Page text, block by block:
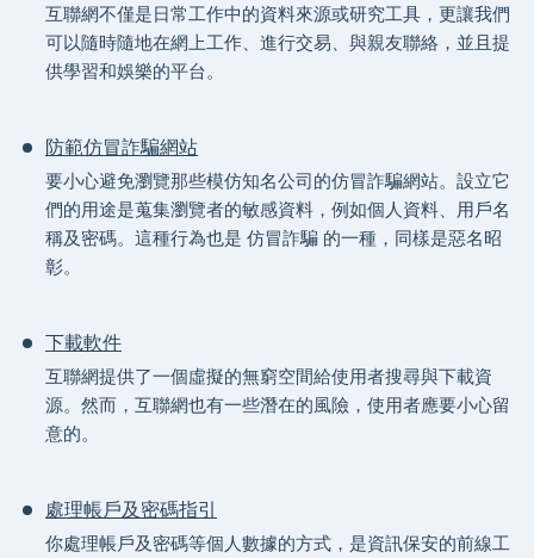
互聯網不僅是日常工作中的資料來源或研究工具，更讓我們
可以隨時隨地在網上工作、進行交易、與親友聯絡，並且提
供學習和娛樂的平台。
防範仿冒詐騙網站
要小心避免瀏覽那些模仿知名公司的仿冒詐騙網站。設立它
們的用途是蒐集瀏覽者的敏感資料，例如個人資料、用戶名
稱及密碼。這種行為也是 仿冒詐騙 的一種，同樣是惡名昭
彰。
下載軟件
互聯網提供了一個虛擬的無窮空間給使用者搜尋與下載資
源。然而，互聯網也有一些潛在的風險，使用者應要小心留
意的。
處理帳戶及密碼指引
你處理帳戶及密碼等個人數據的方式，是資訊保安的前線工